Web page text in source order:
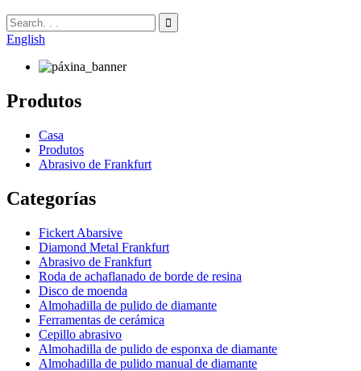
English
Produtos
Casa
Produtos
Abrasivo de Frankfurt
Categorías
Fickert Abarsive
Diamond Metal Frankfurt
Abrasivo de Frankfurt
Roda de achaflanado de borde de resina
Disco de moenda
Almohadilla de pulido de diamante
Ferramentas de cerámica
Cepillo abrasivo
Almohadilla de pulido de esponxa de diamante
Almohadilla de pulido manual de diamante